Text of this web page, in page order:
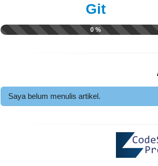
Git
0 %
Saya belum menulis artikel.